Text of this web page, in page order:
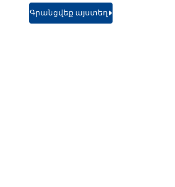
Գրանցվեք այստեղ